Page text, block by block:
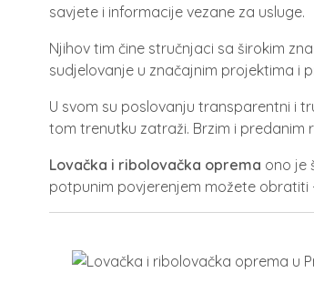
savjete i informacije vezane za usluge.
Njihov tim čine stručnjaci sa širokim
sudjelovanje u značajnim projektima i
U svom su poslovanju transparentni i
tom trenutku zatraži. Brzim i
Lovačka i ribolovačka oprema ono je
potpunim povjerenjem možete obratiti